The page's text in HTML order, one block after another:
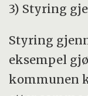
3) Styring
Styring
eksempel
kommunen